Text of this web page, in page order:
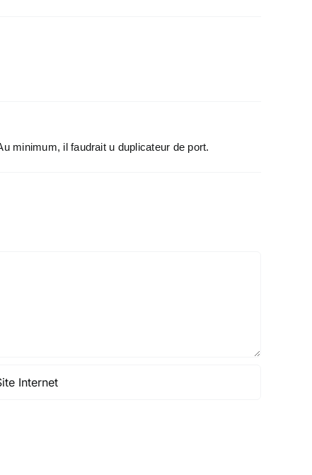
minimum, il faudrait u duplicateur de port.